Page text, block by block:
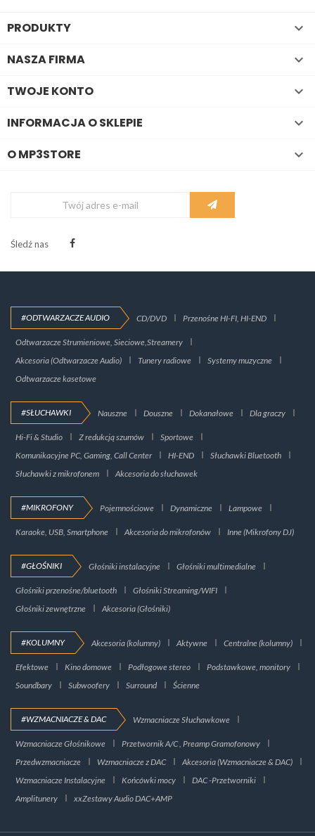
PRODUKTY 
NASZA FIRMA 
TWOJE KONTO 
INFORMACJA O SKLEPIE 
O MP3STORE 
Śledź nas
#ODTWARZACZE AUDIO CD/DVD Przenośne HI-FI, HI-END
Odtwarzacze Strumieniowe, Sieciowe,Streamery
Akcesoria (Odtwarzacze Audio)
Tunery radiowe
Systemy muzyczne
Odtwarzacze kasetowe
#SŁUCHAWKI Nauszne Douszne Dokanałowe Dla graczy
Hi-Fi & Studio Z redukcją szumów
Sportowe
Komunikacyjne PC, Gaming, Call Center
HI-END
Słuchawki Bluetooth
Słuchawki z mikrofonem
Akcesoria do słuchawek
#MIKROFONY Pojemnościowe Dynamiczne Lampowe
Karaoke, USB, Smartphone Akcesoria do mikrofonów Inne (Mikrofony DJ)
#GŁOŚNIKI Głośniki instalacyjne Głośniki multimedialne
Głośniki przenośne/bluetooth
Głośniki Streaming/WIFI
Głośniki zewnętrzne
Akcesoria (Głośniki)
#KOLUMNY Akcesoria (kolumny) Aktywne Centralne (kolumny)
Efektowe Kino domowe Podłogowe stereo
Podstawkowe, monitory
Soundbary
Subwoofery Surround Ścienne
#WZMACNIACZE & DAC Wzmacniacze Słuchawkowe
Wzmacniacze Głośnikowe
Przetwornik A/C , Preamp Gramofonowy
Przedwzmacniacze
Wzmacniacze z DAC
Akcesoria (Wzmacniacze & DAC)
Wzmacniacze Instalacyjne
Końcówki mocy
DAC -Przetworniki
Amplitunery
xxZestawy Audio DAC+AMP